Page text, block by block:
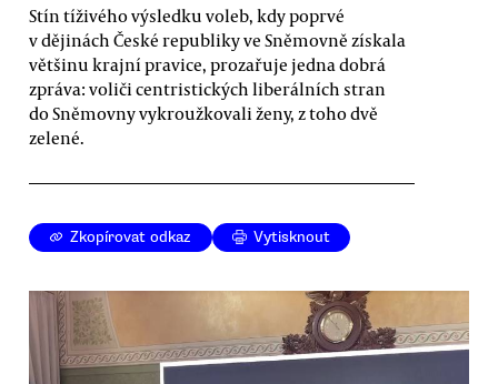
Stín tíživého výsledku voleb, kdy poprvé
v dějinách České republiky ve Sněmovně získala
většinu krajní pravice, prozařuje jedna dobrá
zpráva: voliči centristických liberálních stran
do Sněmovny vykroužkovali ženy, z toho dvě
zelené.
Zkopírovat odkaz Vytisknout